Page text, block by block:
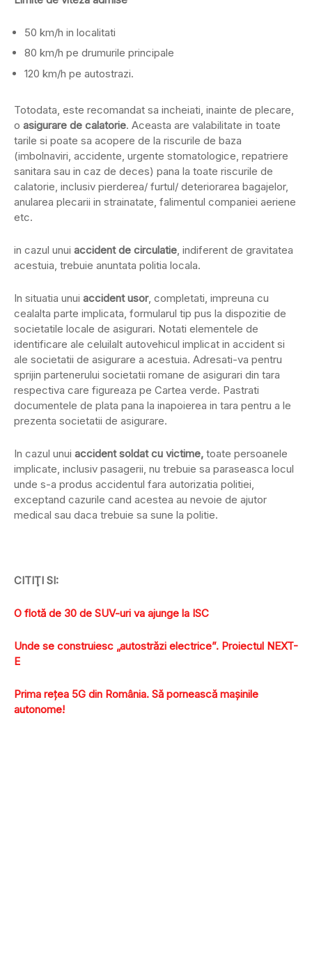
50 km/h in localitati
80 km/h pe drumurile principale
120 km/h pe autostrazi.
Totodata, este recomandat sa incheiati, inainte de plecare,
o asigurare de calatorie. Aceasta are valabilitate in toate
tarile si poate sa acopere de la riscurile de baza
(imbolnaviri, accidente, urgente stomatologice, repatriere
sanitara sau in caz de deces) pana la toate riscurile de
calatorie, inclusiv pierderea/ furtul/ deteriorarea bagajelor,
anularea plecarii in strainatate, falimentul companiei aeriene
etc.
in cazul unui accident de circulatie, indiferent de gravitatea
acestuia, trebuie anuntata politia locala.
In situatia unui accident usor, completati, impreuna cu
cealalta parte implicata, formularul tip pus la dispozitie de
societatile locale de asigurari. Notati elementele de
identificare ale celuilalt autovehicul implicat in accident si
ale societatii de asigurare a acestuia. Adresati-va pentru
sprijin partenerului societatii romane de asigurari din tara
respectiva care figureaza pe Cartea verde. Pastrati
documentele de plata pana la inapoierea in tara pentru a le
prezenta societatii de asigurare.
In cazul unui accident soldat cu victime, toate persoanele
implicate, inclusiv pasagerii, nu trebuie sa paraseasca locul
unde s-a produs accidentul fara autorizatia politiei,
exceptand cazurile cand acestea au nevoie de ajutor
medical sau daca trebuie sa sune la politie.
CITIŢI SI:
O flotă de 30 de SUV-uri va ajunge la ISC
Unde se construiesc „autostrăzi electrice”. Proiectul NEXT-
E
Prima reţea 5G din România. Să pornească maşinile
autonome!